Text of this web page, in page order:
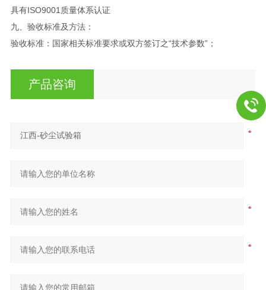
具有ISO9001质量体系认证
九、验收标准及方法：
验收标准：国家相关标准要求或双方签订之“技术参数”；
产品咨询